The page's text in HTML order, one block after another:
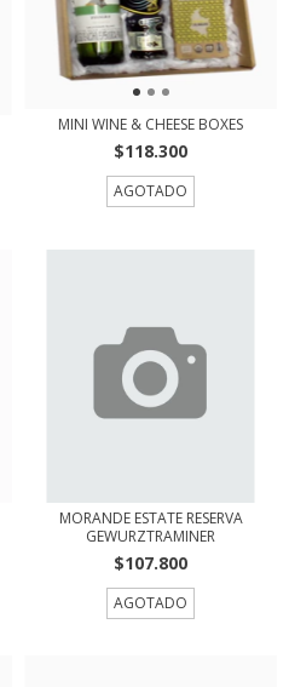
MINI WINE & CHEESE BOXES
$118.300
AGOTADO
MORANDE ESTATE RESERVA
GEWURZTRAMINER
$107.800
AGOTADO